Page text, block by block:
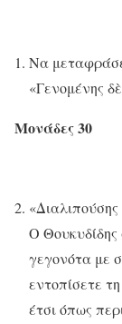
Να
«Γενομένης
Μονάδες 30
Ο Θουκυδίδης
γεγονότα με
εντοπίσετε
έτσι όπως